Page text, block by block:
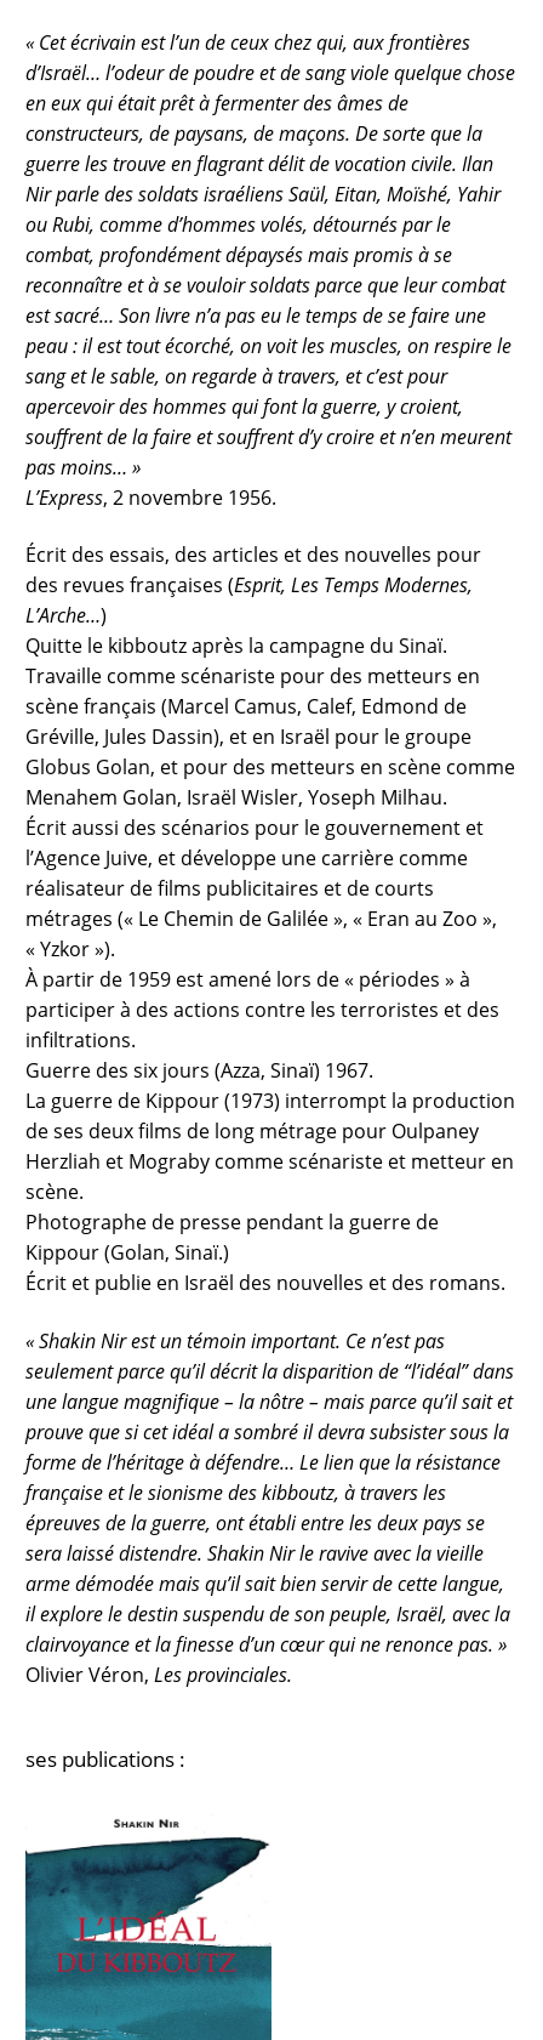
« Cet écrivain est l’un de ceux chez qui, aux frontières
d’Israël… l’odeur de poudre et de sang viole quelque chose
en eux qui était prêt à fermenter des âmes de
constructeurs, de paysans, de maçons. De sorte que la
guerre les trouve en flagrant délit de vocation civile. Ilan
Nir parle des soldats israéliens Saül, Eitan, Moïshé, Yahir
ou Rubi, comme d’hommes volés, détournés par le
combat, profondément dépaysés mais promis à se
reconnaître et à se vouloir soldats parce que leur combat
est sacré… Son livre n’a pas eu le temps de se faire une
peau : il est tout écorché, on voit les muscles, on respire le
sang et le sable, on regarde à travers, et c’est pour
apercevoir des hommes qui font la guerre, y croient,
souffrent de la faire et souffrent d’y croire et n’en meurent
pas moins… »
L’Express, 2 novembre 1956.
Écrit des essais, des articles et des nouvelles pour
des revues françaises (Esprit, Les Temps Modernes,
L’Arche…)
Quitte le kibboutz après la campagne du Sinaï.
Travaille comme scénariste pour des metteurs en
scène français (Marcel Camus, Calef, Edmond de
Gréville, Jules Dassin), et en Israël pour le groupe
Globus Golan, et pour des metteurs en scène comme
Menahem Golan, Israël Wisler, Yoseph Milhau.
Écrit aussi des scénarios pour le gouvernement et
l’Agence Juive, et développe une carrière comme
réalisateur de films publicitaires et de courts
métrages (« Le Chemin de Galilée », « Eran au Zoo »,
« Yzkor »).
À partir de 1959 est amené lors de « périodes » à
participer à des actions contre les terroristes et des
infiltrations.
Guerre des six jours (Azza, Sinaï) 1967.
La guerre de Kippour (1973) interrompt la production
de ses deux films de long métrage pour Oulpaney
Herzliah et Mograby comme scénariste et metteur en
scène.
Photographe de presse pendant la guerre de
Kippour (Golan, Sinaï.)
Écrit et publie en Israël des nouvelles et des romans.
« Shakin Nir est un témoin important. Ce n’est pas
seulement parce qu’il décrit la disparition de “l’idéal” dans
une langue magnifique – la nôtre – mais parce qu’il sait et
prouve que si cet idéal a sombré il devra subsister sous la
forme de l’héritage à défendre… Le lien que la résistance
française et le sionisme des kibboutz, à travers les
épreuves de la guerre, ont établi entre les deux pays se
sera laissé distendre. Shakin Nir le ravive avec la vieille
arme démodée mais qu’il sait bien servir de cette langue,
il explore le destin suspendu de son peuple, Israël, avec la
clairvoyance et la finesse d’un cœur qui ne renonce pas. »
Olivier Véron,Les provinciales.
ses publications :